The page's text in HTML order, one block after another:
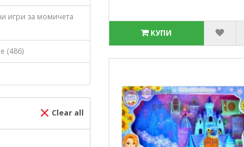
игри за момичета
(486)
Clear all
КУПИ